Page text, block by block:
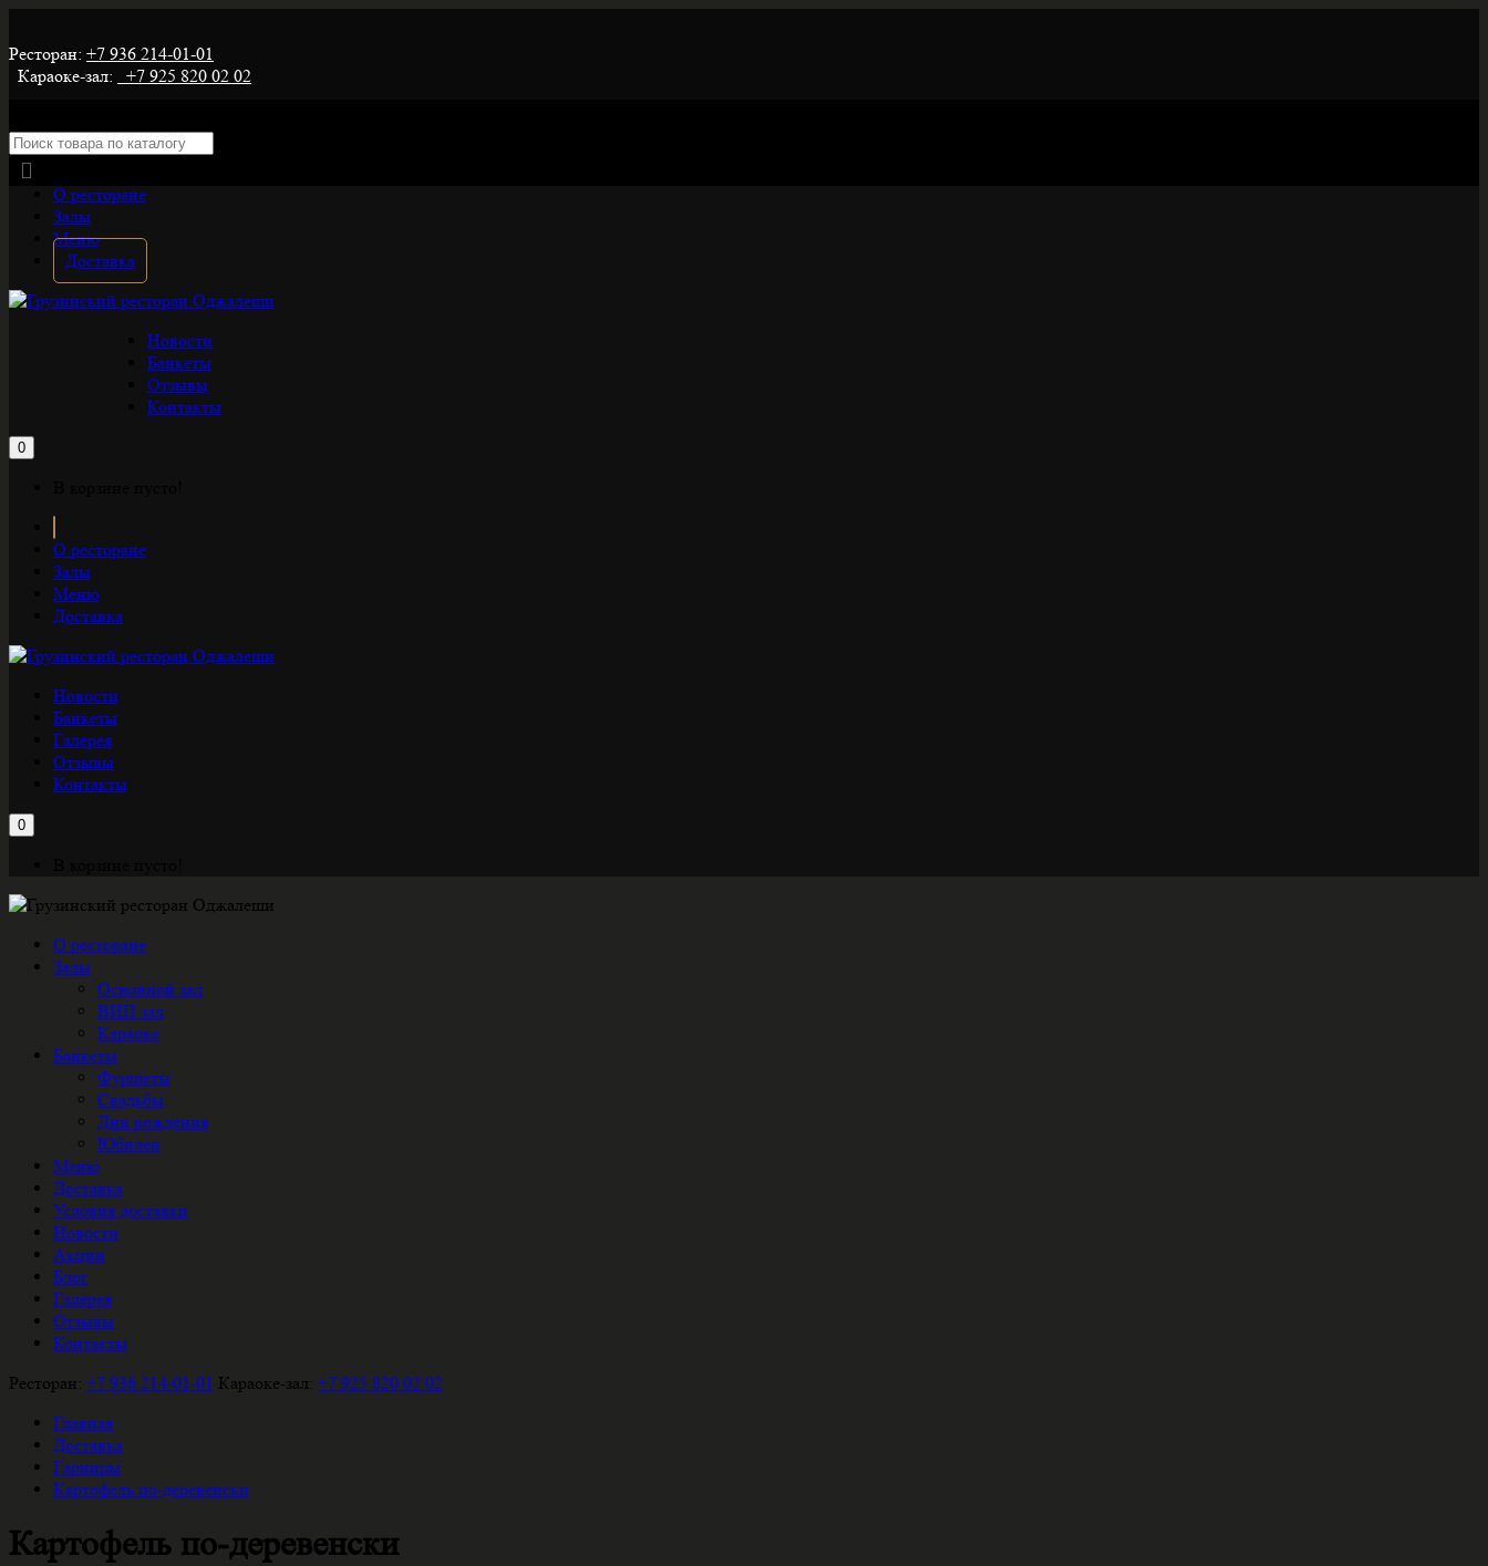
Ресторан: +7 936 214-01-01
Караоке-зал:
+7 925 820 02 02
О ресторане
Залы
Меню
Доставка
Новости
Банкеты
Отзывы
Контакты
0
О ресторане
Залы
Меню
Доставка
Новости
Банкеты
Галерея
Отзывы
Контакты
0
О ресторане
Залы
Основной зал
ВИП зал
Караоке
Банкеты
Фуршеты
Свадьбы
Дни рождения
Юбилеи
Меню
Доставка
Условия доставки
Новости
Акции
Блог
Галерея
Отзывы
Контакты
Ресторан: +7 936 214-01-01 Караоке-зал: +7 925 820 02 02
Главная
Доставка
Гарниры
Картофель по-деревенски
Картофель по-деревенски